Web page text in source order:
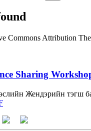
Commons Attribution
Sharing
Жендэрийн тэгш